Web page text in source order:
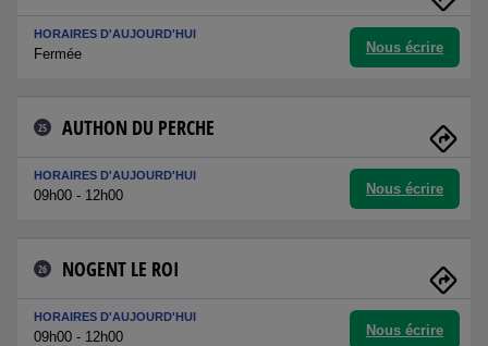
HORAIRES D'AUJOURD'HUI
Fermée Nous écrire
25 AUTHON DU PERCHE
HORAIRES D'AUJOURD'HUI
09h00 - 12h00 Nous écrire
26 NOGENT LE ROI
HORAIRES D'AUJOURD'HUI
09h00 - 12h00 Nous écrire